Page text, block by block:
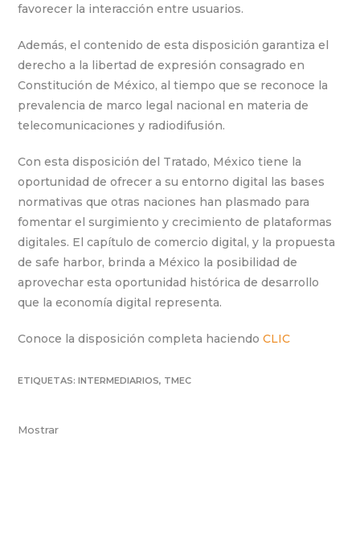
favorecer la interacción entre usuarios.
Además, el contenido de esta disposición garantiza el
derecho a la libertad de expresión consagrado en
Constitución de México, al tiempo que se reconoce la
prevalencia de marco legal nacional en materia de
telecomunicaciones y radiodifusión.
Con esta disposición del Tratado, México tiene la
oportunidad de ofrecer a su entorno digital las bases
normativas que otras naciones han plasmado para
fomentar el surgimiento y crecimiento de plataformas
digitales. El capítulo de comercio digital, y la propuesta
de safe harbor, brinda a México la posibilidad de
aprovechar esta oportunidad histórica de desarrollo
que la economía digital representa.
Conoce la disposición completa haciendoCLIC
ETIQUETAS:INTERMEDIARIOS, TMEC
Mostrar